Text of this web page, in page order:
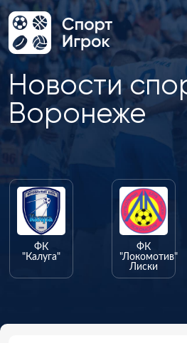
Новости
Воронеже
ФК
"Калуга"
ФК
"Локомотив"
Лиски